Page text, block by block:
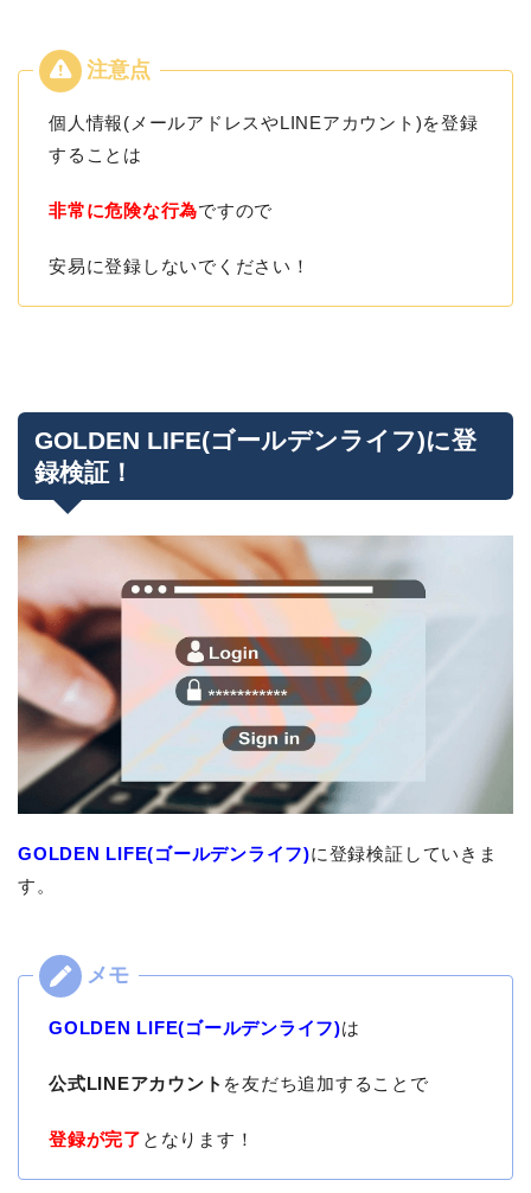
個人情報(メールアドレスやLINEアカウント)を登録
することは
非常に危険な行為ですので
安易に登録しないでください！
GOLDEN LIFE(ゴールデンライフ)に登
録検証！
GOLDEN LIFE(ゴールデンライフ)に登録検証していきま
す。
GOLDEN LIFE(ゴールデンライフ)は
公式LINEアカウント を友だち追加することで
登録が完了 となります！